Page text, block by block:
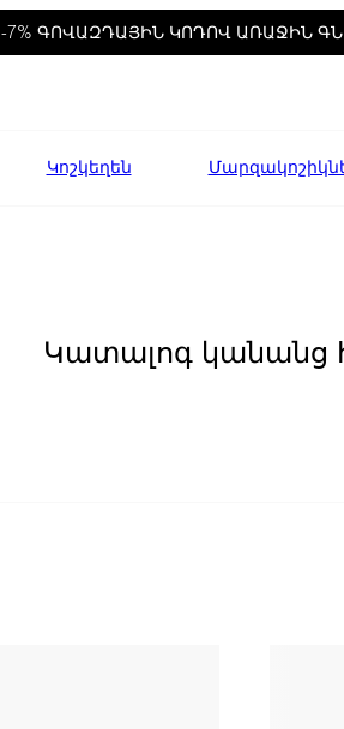
-7% ԳՈՎԱԶԴԱՅԻՆ ԿՈԴՈՎ ԱՌԱՋԻՆ
Կոշկեղեն
Կատալոգ կանանց